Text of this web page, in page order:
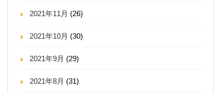
2021年11月 (26)
2021年10月 (30)
2021年9月 (29)
2021年8月 (31)